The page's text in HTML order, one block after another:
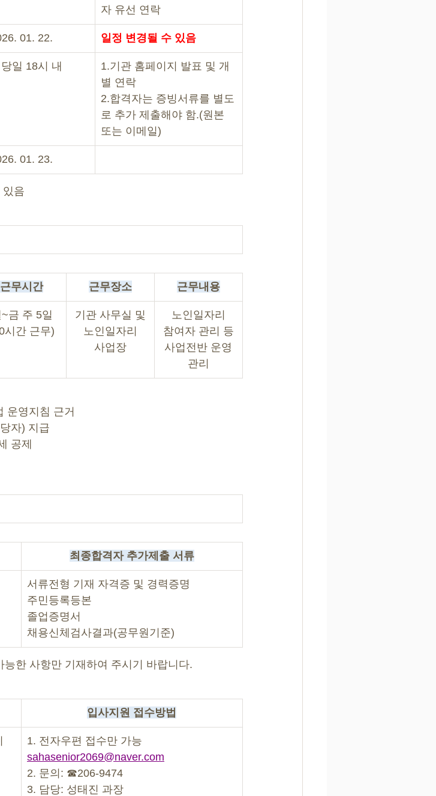
자 유선 연락
01. 22. 일정 변경될 수 있음
일 18시 내
1.기관 홈페이지 발표 및 개
별 연락
2.합격자는 증빙서류를 별도
로 추가 제출해야 함.(원본
또는 이메일)
01. 23.
있음
근무시간 근무장소 근무내용
금 주 5일
시간 근무)
기관 사무실 및
노인일자리
사업장
노인일자리
참여자 관리 등
사업전반 운영
관리
운영지침 근거
자) 지급
공제
최종합격자 추가제출 서류
서류전형 기재 자격증 및 경력증명
주민등록등본
졸업증명서
채용신체검사결과(공무원기준)
능한 사항만 기재하여 주시기 바랍니다.
입사지원 접수방법
1. 전자우편 접수만 가능
sahasenior2069@naver.com
2. 문의: ☎206-9474
3. 담당: 성태진 과장